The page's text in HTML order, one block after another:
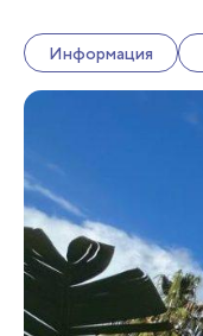
Информация